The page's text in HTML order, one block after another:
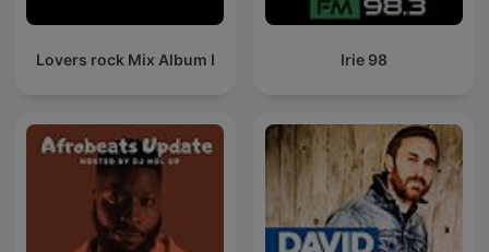
Lovers rock Mix Album I Irie 98